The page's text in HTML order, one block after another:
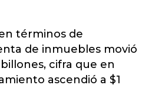
términos de
de inmuebles movió
cifra que en
ascendió a $1